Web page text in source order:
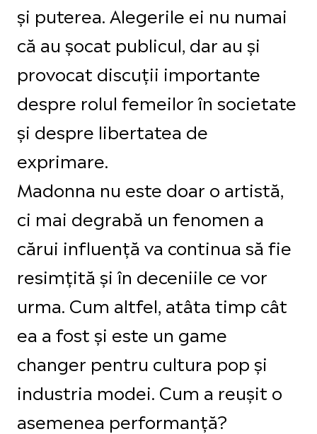
și puterea. Alegerile ei nu numai
că au șocat publicul, dar au și
provocat discuții importante
despre rolul femeilor în societate
și despre libertatea de
exprimare.
Madonna nu este doar o artistă,
ci mai degrabă un fenomen a
cărui influență va continua să fie
resimțită și în deceniile ce vor
urma. Cum altfel, atâta timp cât
ea a fost și este un game
changer pentru cultura pop și
industria modei. Cum a reușit o
asemenea performanță?